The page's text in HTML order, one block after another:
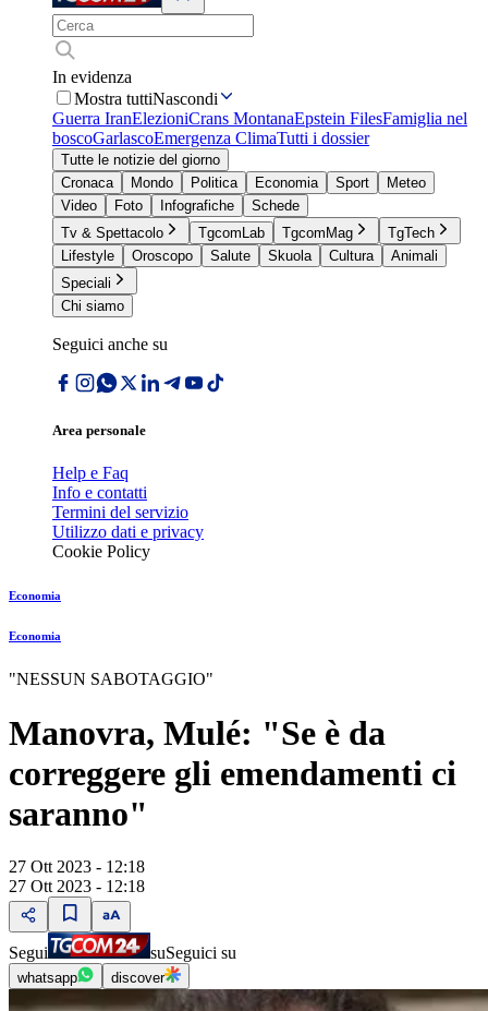
In evidenza
Mostra tuttiNascondi
Guerra IranElezioniCrans MontanaEpstein FilesFamiglia nel
boscoGarlascoEmergenza ClimaTutti i dossier
Tutte le notizie del giorno
Cronaca
Mondo Politica Economia Sport
Meteo
Video
Foto Infografiche
Schede
Tv & Spettacolo
TgcomLab TgcomMag
TgTech
Lifestyle
Oroscopo Salute Skuola Cultura
Animali
Speciali
Chi siamo
Seguici anche su
Area personale
Help e Faq
Info e contatti
Termini del servizio
Utilizzo dati e privacy
Cookie Policy
Economia
Economia
"NESSUN SABOTAGGIO"
Manovra, Mulé: "Se è da
correggere gli emendamenti ci
saranno"
27 Ott 2023 - 12:18
27 Ott 2023 - 12:18
Segui suSeguici su
whatsapp discover